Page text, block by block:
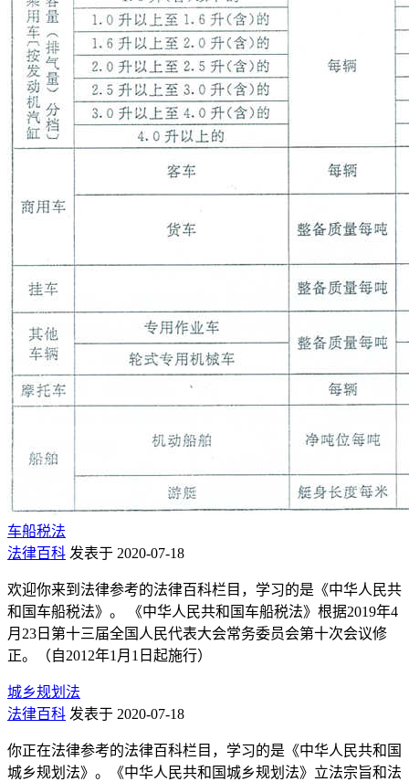
车船税法
法律百科 发表于 2020-07-18
欢迎你来到法律参考的法律百科栏目，学习的是《中华人民共
和国车船税法》。 《中华人民共和国车船税法》根据2019年4
月23日第十三届全国人民代表大会常务委员会第十次会议修
正。（自2012年1月1日起施行）
城乡规划法
法律百科 发表于 2020-07-18
你正在法律参考的法律百科栏目，学习的是《中华人民共和国
城乡规划法》。《中华人民共和国城乡规划法》立法宗旨和法